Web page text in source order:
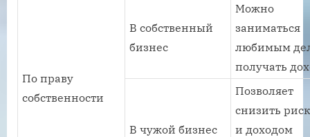
По праву
собственности
В собственный
бизнес
Можно
заниматься
любимым
получать
В чужой бизнес
Позволяет
снизить
и доходом